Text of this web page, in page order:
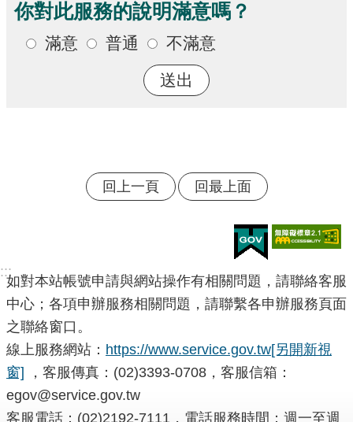
你對此服務的說明滿意嗎？
滿意 普通 不滿意
回上一頁 回最上面
:::
如對本站帳號申請與網站操作有相關問題，請聯絡客服
中心；各項申辦服務相關問題，請聯繫各申辦服務頁面
之聯絡窗口。
線上服務網站： https://www.service.gov.tw[另開新視
窗] ，客服傳真：(02)3393-0708，客服信箱：
egov@service.gov.tw
客服電話：(02)2192-7111，電話服務時間：週一至週